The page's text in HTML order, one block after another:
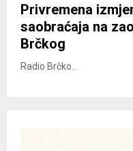
Privremena
saobraćaja na
Brčkog
Radio Brčko...